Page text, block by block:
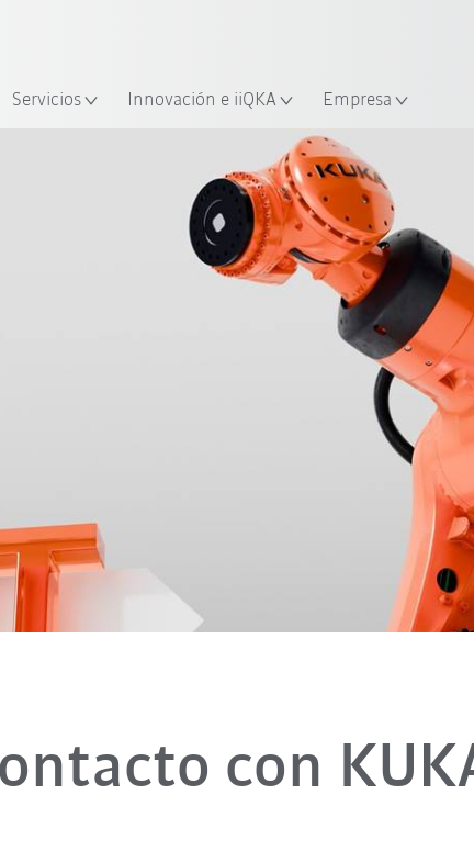
Servicios Innovación e iiQKA Empresa
con